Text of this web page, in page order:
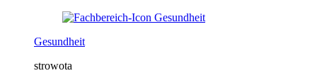
Gesundheit
strowota